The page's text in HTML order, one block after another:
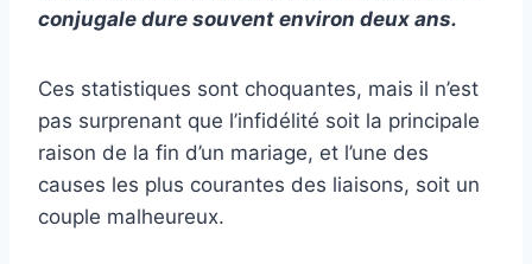
conjugale dure souvent environ deux ans.
Ces statistiques sont choquantes, mais il n’est
pas surprenant que l’infidélité soit la principale
raison de la fin d’un mariage, et l’une des
causes les plus courantes des liaisons, soit un
couple malheureux.